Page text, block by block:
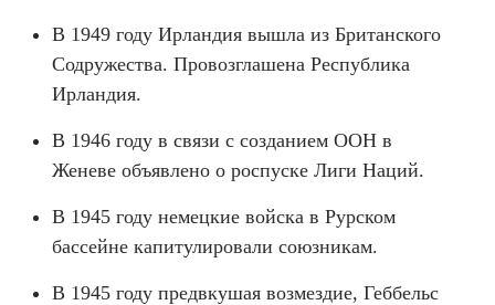
В 1949 году Ирландия вышла из Британского
Содружества. Провозглашена Республика
Ирландия.
В 1946 году в связи с созданием ООН в
Женеве объявлено о роспуске Лиги Наций.
В 1945 году немецкие войска в Рурском
бассейне капитулировали союзникам.
В 1945 году предвкушая возмездие, Геббельс